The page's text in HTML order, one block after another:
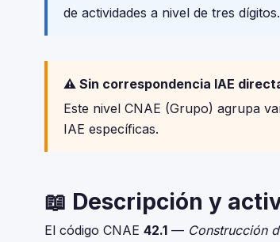
de actividades a nivel de tres dígitos.
⚠️ Sin correspondencia IAE
Este nivel CNAE (Grupo) agrupa
IAE específicas.
📖 Descripción y
El código CNAE 42.1 — Construcción